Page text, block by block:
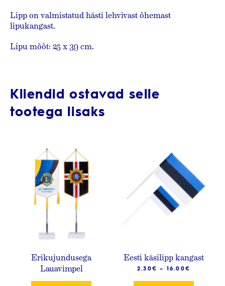
Lipp on valmistatud hästi lehvivast õhemast
lipukangast.
Lipu mõõt: 25 x 39 cm.
Kliendid ostavad selle
tootega lisaks
Erikujundusega
Lauavimpel
Eesti käsilipp kangast
2.30€ – 16.00€